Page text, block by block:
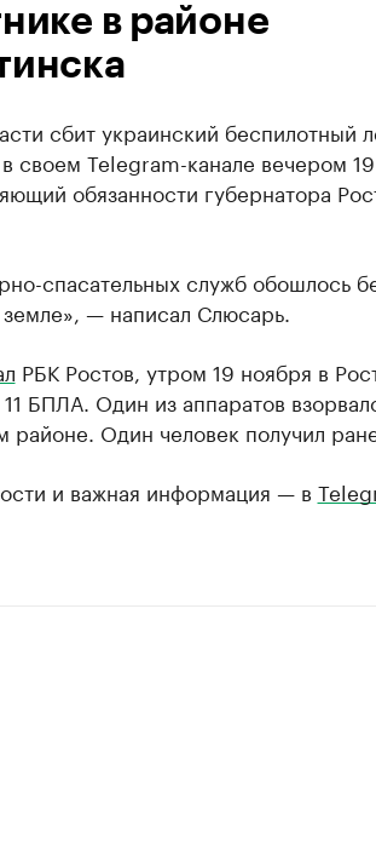
в районе
сбит украинский беспилотный
своем Telegram-канале вечером
обязанности губернатора
спасательных служб обошлось
— написал Слюсарь.
РБК Ростов, утром 19 ноября в
БПЛА. Один из аппаратов
районе. Один человек получил
и важная информация — в